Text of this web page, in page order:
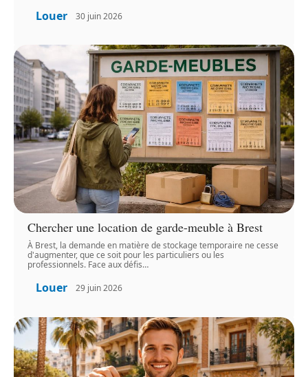
Louer 30 juin 2026
Chercher une location de garde-meuble à Brest
À Brest, la demande en matière de stockage temporaire ne cesse
d'augmenter, que ce soit pour les particuliers ou les
professionnels. Face aux défis…
Louer 29 juin 2026